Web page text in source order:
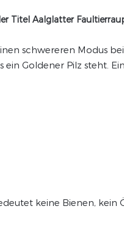
Titel Aalglatter
schwereren Modus
Goldener Pilz steht.
keine Bienen, kein